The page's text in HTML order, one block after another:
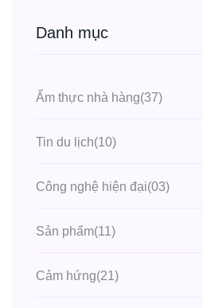
Danh mục
Ẩm thực nhà hàng(37)
Tin du lịch(10)
Công nghệ hiện đại(03)
Sản phẩm(11)
Cảm hứng(21)